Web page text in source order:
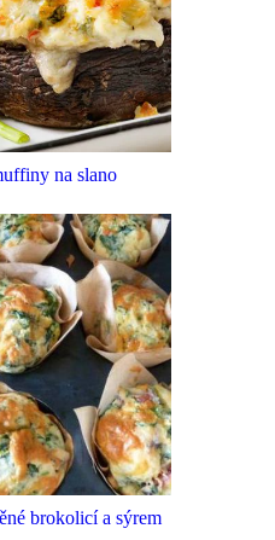
na slano
brokolicí a sýrem